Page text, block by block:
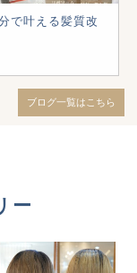
で叶える髪質改
ブログ一覧はこちら
ー